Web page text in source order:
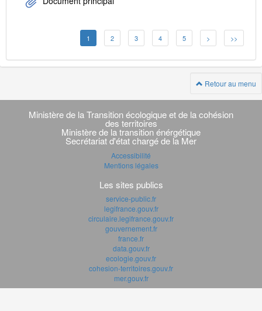
1 2 3 4 5 > >>
Retour au menu
Navigation
transverse
Ministère de la Transition écologique et de la cohésion
des territoires
Ministère de la transition énérgétique
Secrétariat d'état chargé de la Mer
Accessibilité
Mentions légales
Les sites publics
service-public.fr
legifrance.gouv.fr
circulaire.legifrance.gouv.fr
gouvernement.fr
france.fr
data.gouv.fr
ecologie.gouv.fr
cohesion-territoires.gouv.fr
mer.gouv.fr